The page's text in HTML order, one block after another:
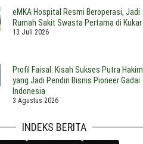
eMKA Hospital Resmi Beroperasi, Jadi
Rumah Sakit Swasta Pertama di Kukar
13 Juli 2026
Profil Faisal: Kisah Sukses Putra Hakim
yang Jadi Pendiri Bisnis Pioneer Gadai
Indonesia
3 Agustus 2026
INDEKS BERITA